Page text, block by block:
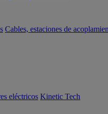
Cables, estaciones de
eléctricos Kinetic Tech